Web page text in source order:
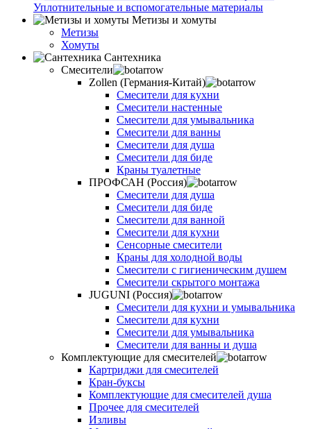
Уплотнительные и вспомогательные материалы
Метизы и хомуты
Метизы
Хомуты
Сантехника
Смесители
Zollen (Германия-Китай)
Смесители для кухни
Смесители настенные
Смесители для умывальника
Смесители для ванны
Смесители для душа
Смесители для биде
Краны туалетные
ПРОФСАН (Россия)
Смесители для душа
Смесители для биде
Смесители для ванной
Смесители для кухни
Сенсорные смесители
Краны для холодной воды
Смесители с гигиеническим душем
Смесители скрытого монтажа
JUGUNI (Россия)
Смесители для кухни и умывальника
Смесители для кухни
Смесители для умывальника
Смесители для ванны и душа
Комплектующие для смесителей
Картриджи для смесителей
Кран-буксы
Комплектующие для смесителей душа
Прочее для смесителей
Изливы